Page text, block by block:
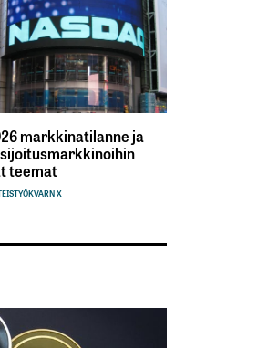
markkinatilanne ja
teemat
KVARN X